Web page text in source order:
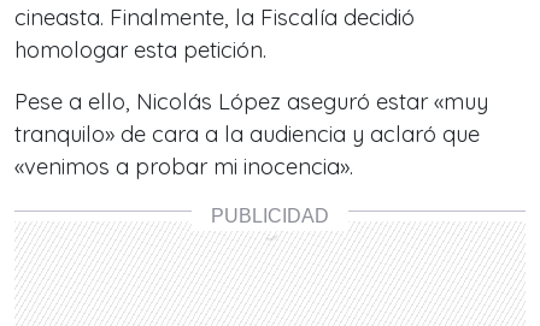
cineasta. Finalmente, la Fiscalía decidió
homologar esta petición.
Pese a ello, Nicolás López aseguró estar «muy
tranquilo» de cara a la audiencia y aclaró que
«venimos a probar mi inocencia».